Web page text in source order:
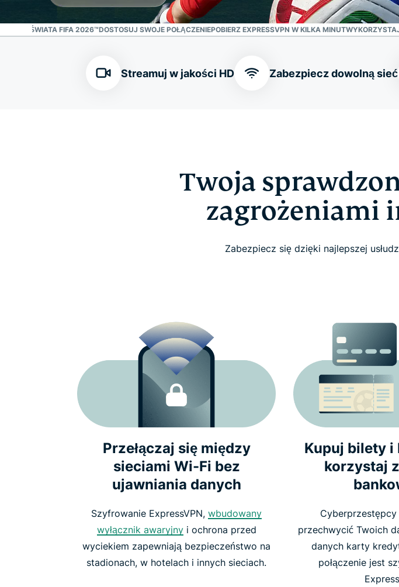
ŚWIATA FIFA 2026™DOSTOSUJ SWOJE POŁĄCZENIEPOBIERZ EXPRESSVPN W KILKA MINUT
Streamuj w jakości HD Zabezpiecz dowolną sieć
Twoja
zagrożeniami
Zabezpiecz się dzięki najlepszej
Przełączaj się między
sieciami Wi-Fi bez
ujawniania danych
Szyfrowanie ExpressVPN, wbudowany
wyłącznik awaryjnyi ochrona przed
wyciekiem zapewniają bezpieczeństwo na
stadionach, w hotelach i innych sieciach.
Kupuj bilety i
korzystaj
przechwycić Twoich
danych karty
połączenie jest